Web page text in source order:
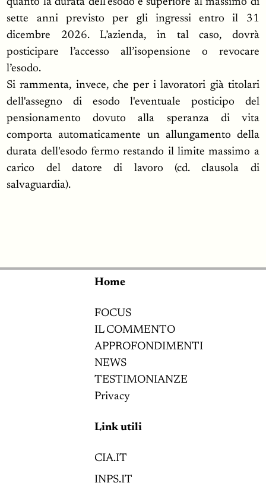
sette anni previsto per gli ingressi entro il 31
dicembre 2026. L’azienda, in tal caso, dovrà
posticipare l’accesso all’isopensione o revocare
l’esodo.
Si rammenta, invece, che per i lavoratori già titolari
dell'assegno di esodo l'eventuale posticipo del
pensionamento dovuto alla speranza di vita
comporta automaticamente un allungamento della
durata dell'esodo fermo restando il limite massimo a
carico del datore di lavoro (cd. clausola di
salvaguardia).
Home
FOCUS
IL COMMENTO
APPROFONDIMENTI
NEWS
TESTIMONIANZE
Privacy
Link utili
CIA.IT
INPS.IT